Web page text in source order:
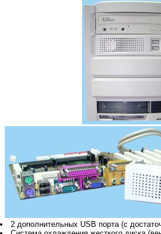
2 дополнительных USB порта (с